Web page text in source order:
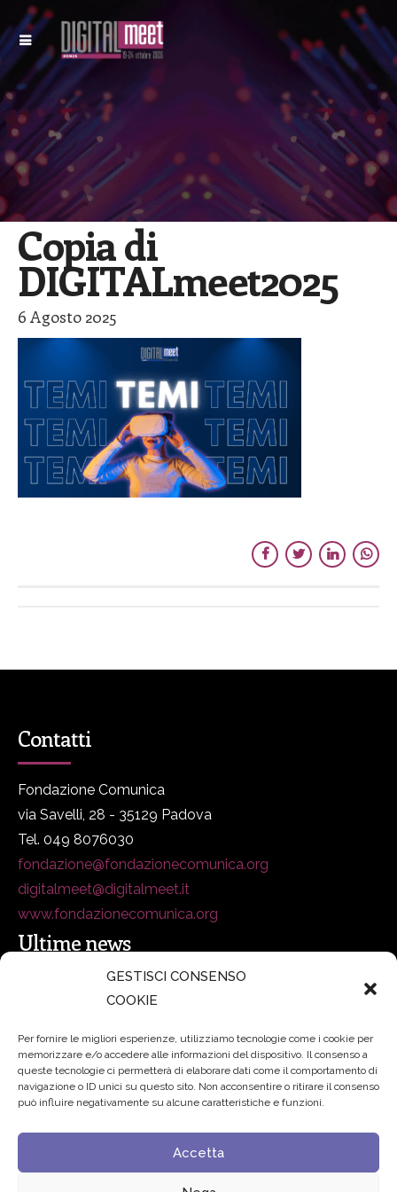
GESTISCI CONSENSO
COOKIE
Per fornire le migliori esperienze, utilizziamo tecnologie come i cookie per
memorizzare e/o accedere alle informazioni del dispositivo. Il consenso a
queste tecnologie ci permetterà di elaborare dati come il comportamento di
navigazione o ID unici su questo sito. Non acconsentire o ritirare il consenso
può influire negativamente su alcune caratteristiche e funzioni.
Accetta
Copia di
DIGITALmeet2025
6 Agosto 2025
Contatti
Fondazione Comunica
via Savelli, 28 - 35129 Padova
Tel. 049 8076030
fondazione@fondazionecomunica.org
digitalmeet@digitalmeet.it
www.fondazionecomunica.org
Ultime news
secsolutionforum 2026: è Bologna la nuova capitale
Padre Benanti: «Intelligenza artificiale? Contro i nuovi
algoritmi del potere serve una governance condivisa»
Edvance – Digital Education Hub Higher Education